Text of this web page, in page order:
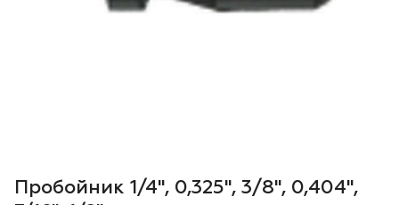
Пробойник 1/4", 0,325", 3/8", 0,404",